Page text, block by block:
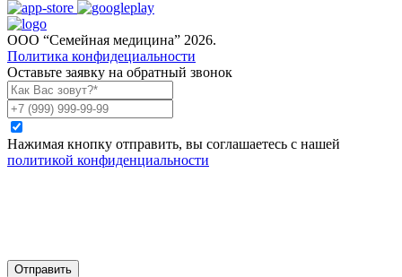
ООО “Семейная медицина” 2026.
Политика конфидециальности
Оставьте заявку на обратный звонок
Нажимая кнопку отправить, вы соглашаетесь с нашей
политикой конфиденциальности
Отправить